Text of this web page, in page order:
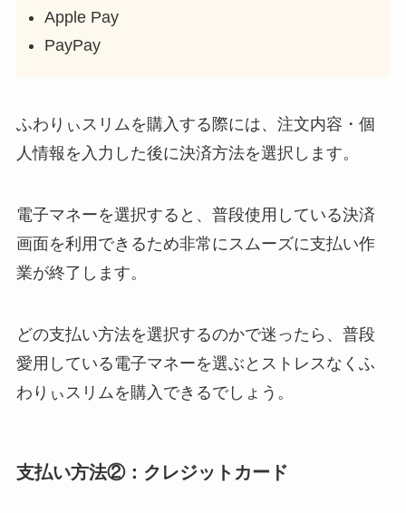
Apple Pay
PayPay
ふわりぃスリムを購入する際には、注文内容・個
人情報を入力した後に決済方法を選択します。
電子マネーを選択すると、普段使用している決済
画面を利用できるため非常にスムーズに支払い作
業が終了します。
どの支払い方法を選択するのかで迷ったら、普段
愛用している電子マネーを選ぶとストレスなくふ
わりぃスリムを購入できるでしょう。
支払い方法②：クレジットカード